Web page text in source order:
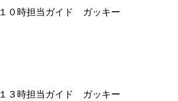
１０時担当ガイド ガッキー
１３時担当ガイド ガッキー